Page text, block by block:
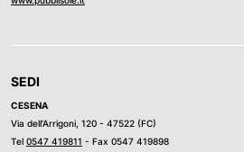
parte dei ladri) e, se possibile,
videosorveglianza o di allarme.
SEDI
CESENA
Via dell’Arrigoni, 120 - 47522 (FC)
Tel 0547 419811 - Fax 0547 419898